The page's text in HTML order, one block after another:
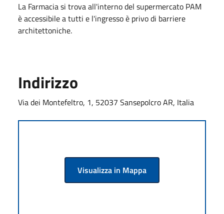
La Farmacia si trova all'interno del supermercato PAM
è accessibile a tutti e l'ingresso è privo di barriere
architettoniche.
Indirizzo
Via dei Montefeltro, 1, 52037 Sansepolcro AR, Italia
Visualizza in Mappa